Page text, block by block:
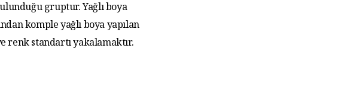
gruptur. Yağlı boya
komple yağlı boya yapılan
renk standartı yakalamaktır.